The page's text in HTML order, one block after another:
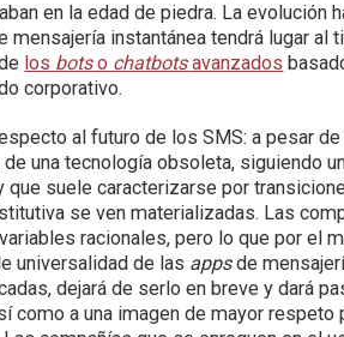
en la edad de piedra. La evolución
mensajería instantánea tendrá lugar al
los botso chatbotsavanzados
corporativo.
al futuro de los SMS: a pesar
una tecnología obsoleta, siguiendo
que suele caracterizarse por
se ven materializadas. Las
racionales, pero lo que por el
universalidad de las appsde
dejará de serlo en breve y dará
como a una imagen de mayor